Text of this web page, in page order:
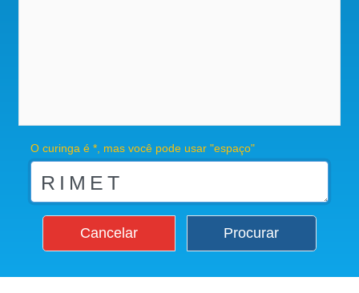
O curinga é *, mas você pode usar "espaço"
Cancelar Procurar